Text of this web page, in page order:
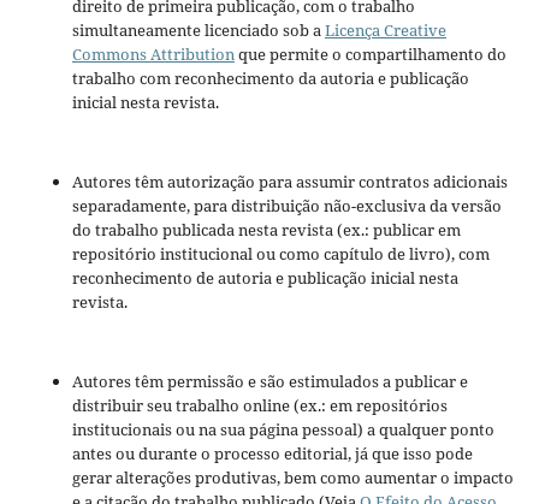
direito de primeira publicação, com o trabalho
simultaneamente licenciado sob a Licença Creative
Commons Attribution que permite o compartilhamento do
trabalho com reconhecimento da autoria e publicação
inicial nesta revista.
Autores têm autorização para assumir contratos adicionais
separadamente, para distribuição não-exclusiva da versão
do trabalho publicada nesta revista (ex.: publicar em
repositório institucional ou como capítulo de livro), com
reconhecimento de autoria e publicação inicial nesta
revista.
Autores têm permissão e são estimulados a publicar e
distribuir seu trabalho online (ex.: em repositórios
institucionais ou na sua página pessoal) a qualquer ponto
antes ou durante o processo editorial, já que isso pode
gerar alterações produtivas, bem como aumentar o impacto